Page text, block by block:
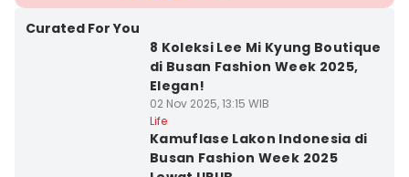
Curated For You
8 Koleksi Lee Mi Kyung Boutique
di Busan Fashion Week 2025,
Elegan!
02 Nov 2025, 13:15 WIB
Life
Kamuflase Lakon Indonesia di
Busan Fashion Week 2025